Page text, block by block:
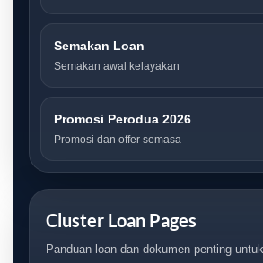
Semakan Loan
Semakan awal kelayakan
Promosi Perodua 2026
Promosi dan offer semasa
Cluster Loan Pages
Panduan loan dan dokumen penting